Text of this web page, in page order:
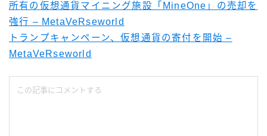
所有の仮想通貨マイニング施設「MineOne」の売却を
強行 – MetaVeRseworld
トランプキャンペーン、仮想通貨の寄付を開始 –
MetaVeRseworld